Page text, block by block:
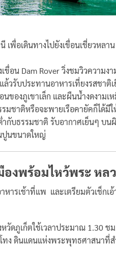
เดินทางไปยังเขื่อนเชี่ยวหลา
อน Dam Rover วิ่งชมวิวความง
วรับประทานอาหารเที่ยงรสชา
ของภูเขาเล็ก และผืนน้ำงดงามเ
ชาติหรือจะพายเรือคายัคก็ได้มี
กับธรรมชาติ รับอากาศเย็นๆ บน
ปูนขนาดใหญ่
มืองพร้อมไหว้พระ ห
ารเช้าที่แพ และเตรียมตัวเช็กเ
วัดภูเก็ตใช้เวลาประมาณ 1.30 ช
ทง ดินแดนแห่งพระพุทธศาสนา